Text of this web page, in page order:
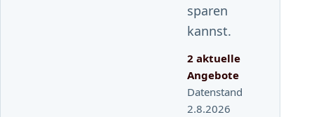
sparen
kannst.
2 aktuelle
Angebote
Datenstand
2.8.2026